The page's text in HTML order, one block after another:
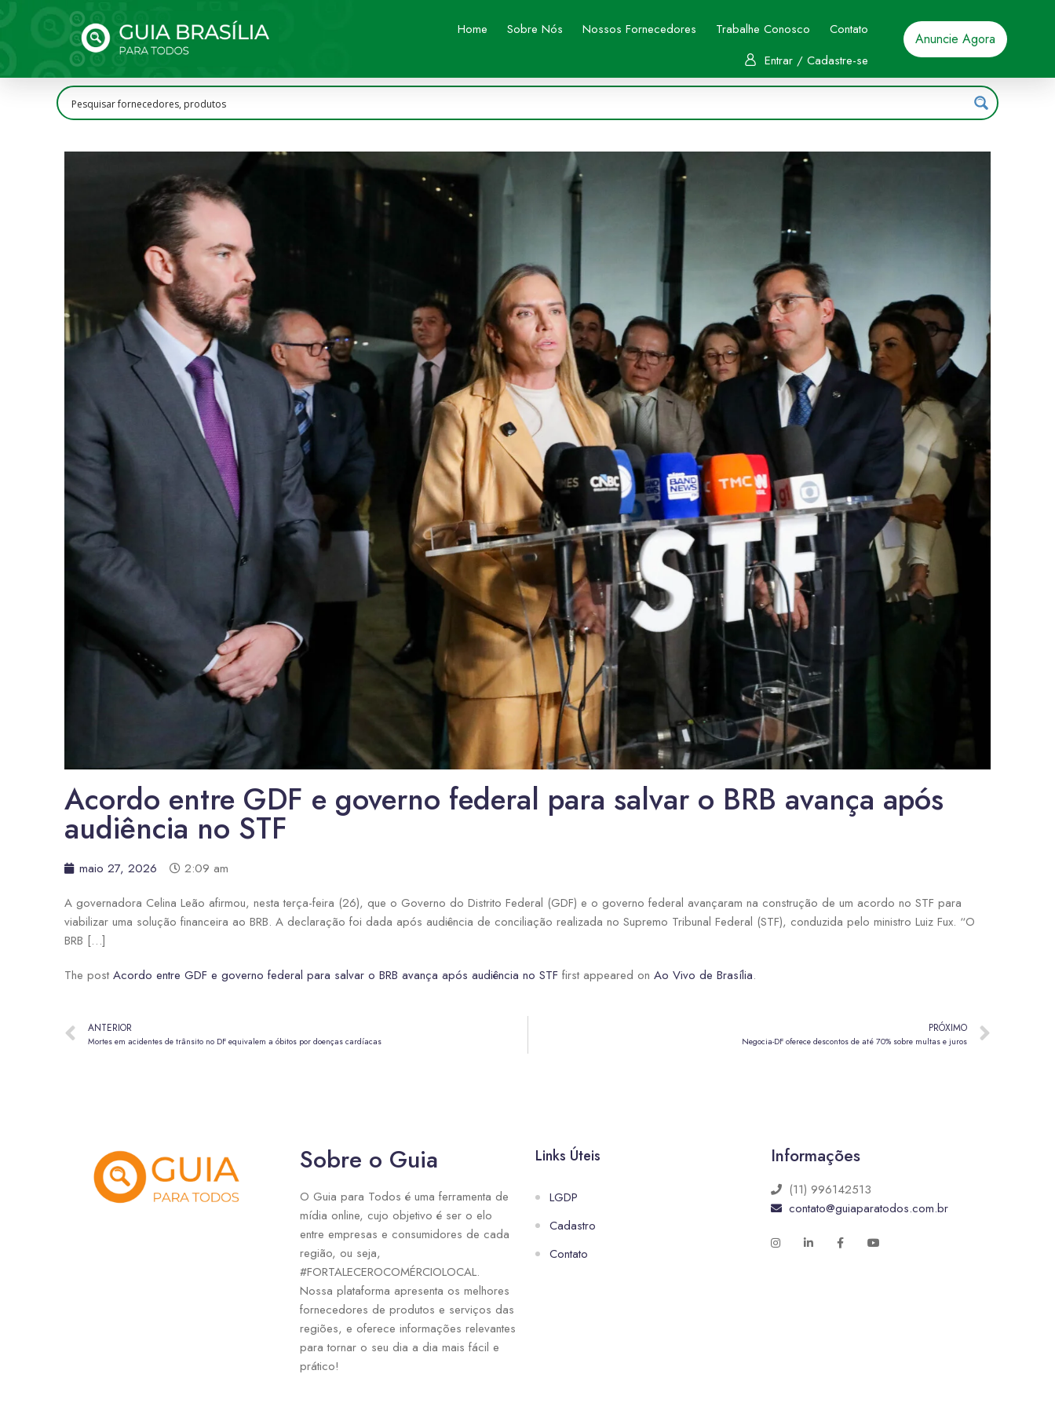
Home Sobre Nós Nossos Fornecedores Trabalhe Conosco
Contato
Entrar / Cadastre-se
Anuncie Agora
Acordo entre GDF e governo federal para salvar o BRB avança após
audiência no STF
maio 27, 2026
2:09 am
A governadora Celina Leão afirmou, nesta terça-feira (26), que o Governo do Distrito Federal (GDF) e o governo federal avançaram na construção de um acordo no STF para
viabilizar uma solução financeira ao BRB. A declaração foi dada após audiência de conciliação realizada no Supremo Tribunal Federal (STF), conduzida pelo ministro Luiz Fux. “O
BRB […]
The post Acordo entre GDF e governo federal para salvar o BRB avança após audiência no STF first appeared on Ao Vivo de Brasília.
ANTERIOR
Mortes em acidentes de trânsito no DF equivalem a óbitos por doenças cardíacas
PRÓXIMO
Negocia-DF oferece descontos de até 70% sobre multas e juros
Sobre o Guia
O Guia para Todos é uma ferramenta de
mídia online, cujo objetivo é ser o elo
entre empresas e consumidores de cada
região, ou seja,
#FORTALECEROCOMÉRCIOLOCAL.
Nossa plataforma apresenta os melhores
fornecedores de produtos e serviços das
regiões, e oferece informações relevantes
para tornar o seu dia a dia mais fácil e
prático!
Links Úteis
LGDP
Cadastro
Contato
Informações
(11) 996142513
contato@guiaparatodos.com.br